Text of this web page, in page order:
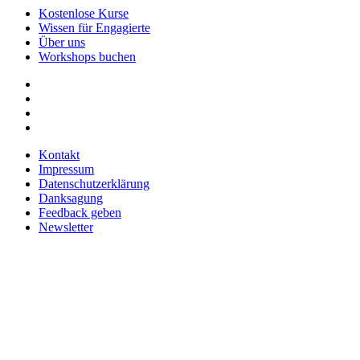
Start.
Abschnitts
Modul
Motivation.
Kostenlose Kurse
Wissen für Engagierte
Über uns
Workshops buchen
Kontakt
Impressum
Datenschutzerklärung
Danksagung
Feedback geben
Newsletter